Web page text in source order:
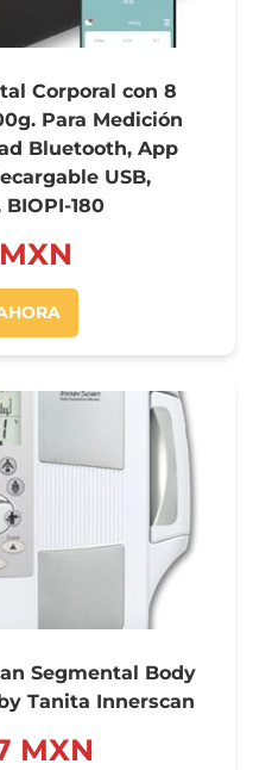
Corporal con 8
Para Medición
Bluetooth, App
USB,
180
Segmental Body
Tanita Innerscan
MXN